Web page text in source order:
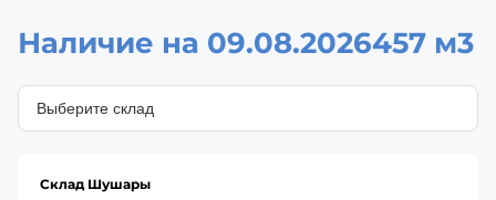
Наличие на 09.08.2026457 м3
Склад Шушары